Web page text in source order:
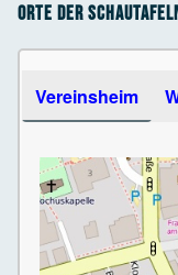
Orte der
Use the arrow
Vereinsheim